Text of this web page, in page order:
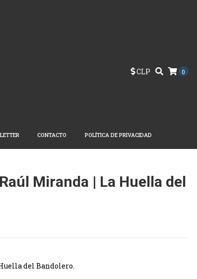
CLP 0
CONTACTO POLÍTICA DE PRIVACIDAD
Miranda | La Huella del
del Bandolero.